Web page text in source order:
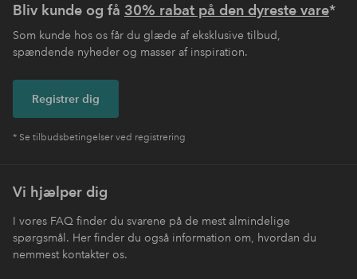
Bliv kunde og få 30% rabat på den dyreste vare*
Som kunde hos os får du glæde af eksklusive tilbud,
spændende nyheder og masser af inspiration.
Registrer dig
* Se tilbudsbetingelser ved registrering
Vi hjælper dig
I vores FAQ finder du svarene på de mest almindelige
spørgsmål. Her finder du også information om, hvordan du
nemmest kontakter os.